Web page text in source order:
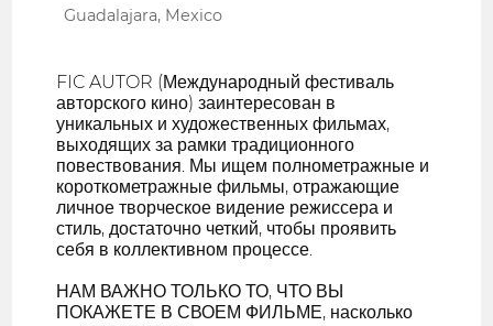
Guadalajara, Mexico
FIC AUTOR (Международный фестиваль
авторского кино) заинтересован в
уникальных и художественных фильмах,
выходящих за рамки традиционного
повествования. Мы ищем полнометражные и
короткометражные фильмы, отражающие
личное творческое видение режиссера и
стиль, достаточно четкий, чтобы проявить
себя в коллективном процессе.
НАМ ВАЖНО ТОЛЬКО ТО, ЧТО ВЫ
ПОКАЖЕТЕ В СВОЕМ ФИЛЬМЕ, насколько